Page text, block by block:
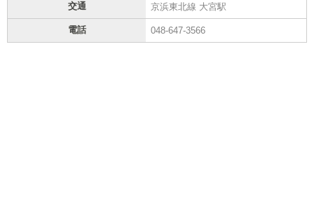
交通 京浜東北線 大宮駅
電話 048-647-3566